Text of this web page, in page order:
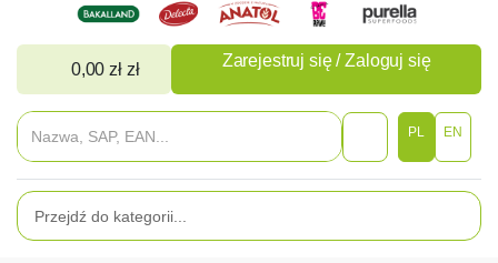
0,00 zł zł Zarejestruj się / Zaloguj się
PL EN